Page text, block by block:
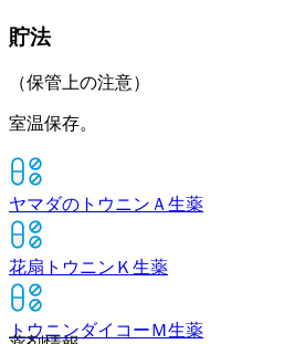
貯法
（保管上の注意）
室温保存。
ヤマダのトウニンＡ 生薬
花扇トウニンＫ 生薬
トウニンダイコーＭ生薬